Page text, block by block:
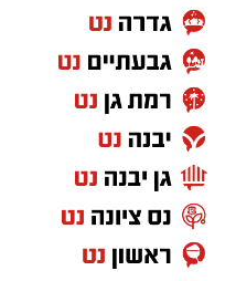
במשטרת ישראל
נגד עבירות הסעת,
חוקיים, במטרה לשמור
פעילות העלולה לסכן
להצטרפות לקבוצות